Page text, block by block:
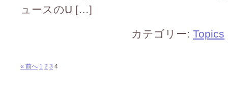
ュースのU […]
カテゴリー: Topics
« 前へ 1 2 3 4